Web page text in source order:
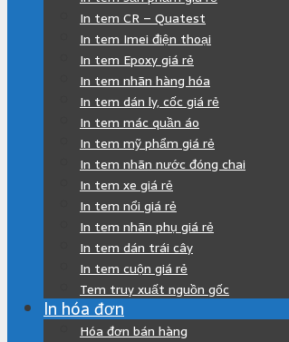
In tem CR – Quatest
In tem Imei điện thoại
In tem Epoxy giá rẻ
In tem nhãn hàng hóa
In tem dán ly, cốc giá rẻ
In tem mác quần áo
In tem mỹ phẩm giá rẻ
In tem nhãn nước đóng chai
In tem xe giá rẻ
In tem nổi giá rẻ
In tem nhãn phụ giá rẻ
In tem dán trái cây
In tem cuộn giá rẻ
Tem truy xuất nguồn gốc
In hóa đơn
Hóa đơn bán hàng